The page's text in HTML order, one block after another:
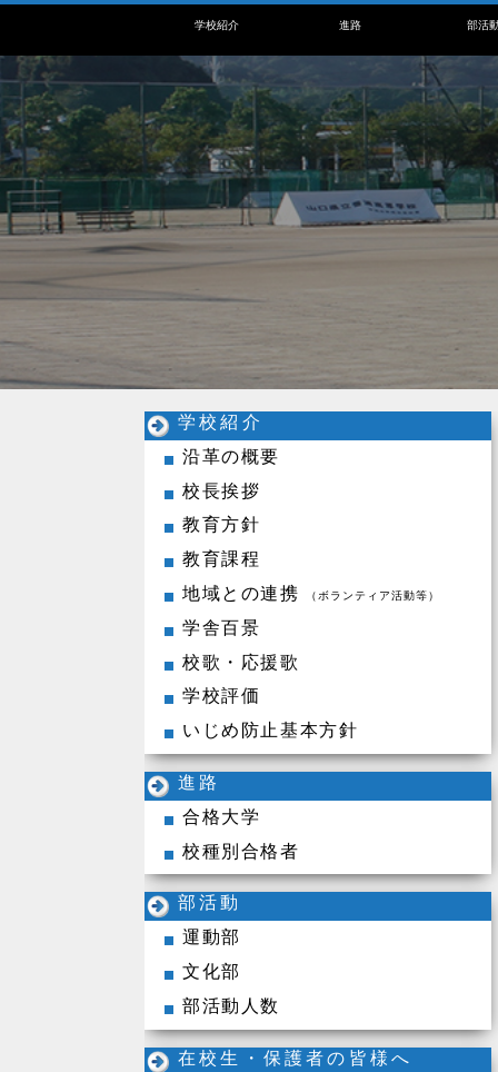
学校紹介 進路 部活
学校紹介
沿革の概要
校長挨拶
教育方針
教育課程
地域との連携
（ボランティア活動等）
学舎百景
校歌・応援歌
学校評価
いじめ防止基本方針
進路
合格大学
校種別合格者
部活動
運動部
文化部
部活動人数
在校生・保護者の皆様へ